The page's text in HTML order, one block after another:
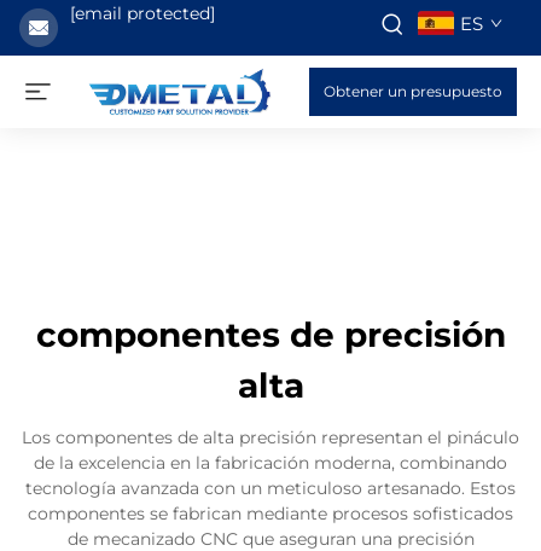
[email protected] ES
Obtener un presupuesto
componentes de precisión
alta
Los componentes de alta precisión representan el pináculo
de la excelencia en la fabricación moderna, combinando
tecnología avanzada con un meticuloso artesanado. Estos
componentes se fabrican mediante procesos sofisticados
de mecanizado CNC que aseguran una precisión